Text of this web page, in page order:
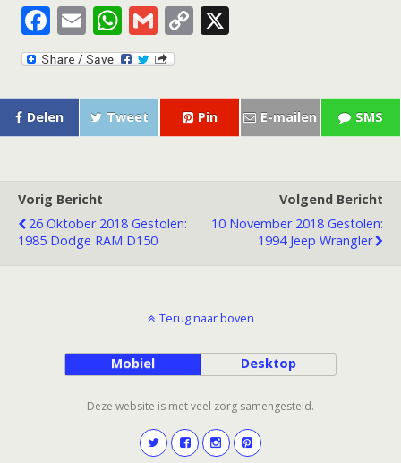
F
ac
e
b
o
k
E
m
ai
l
W
h
at
s
A
G
m
ai
l
C
y
Li
Delen Tweet Pin E-mailen SMS
Vorig Bericht
26 Oktober 2018 Gestolen:
1985 Dodge RAM D150
Volgend Bericht
10 November 2018 Gestolen:
1994 Jeep Wrangler
Terug naar boven
Mobiel Desktop
Deze website is met veel zorg samengesteld.